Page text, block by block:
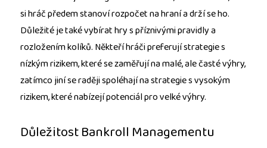
si hráč předem stanoví rozpočet na hraní a drží se ho.
Důležité je také vybírat hry s příznivými pravidly a
rozložením kolíků. Někteří hráči preferují strategie s
nízkým rizikem, které se zaměřují na malé, ale časté výhry,
zatímco jiní se raději spoléhají na strategie s vysokým
rizikem, které nabízejí potenciál pro velké výhry.
Důležitost Bankroll Managementu